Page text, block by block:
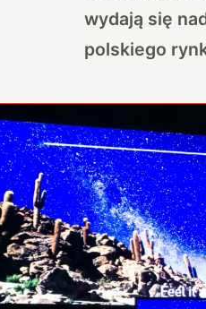
wydają się
polskiego